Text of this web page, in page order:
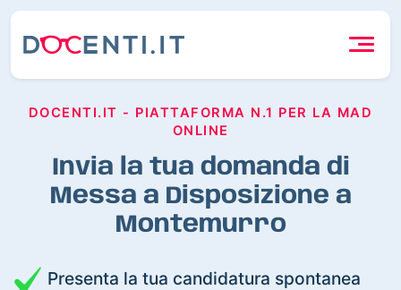
DOCENTI.IT - PIATTAFORMA N.1 PER LA MAD
ONLINE
Invia la tua domanda di
Messa a Disposizione a
Montemurro
Presenta la tua candidatura spontanea